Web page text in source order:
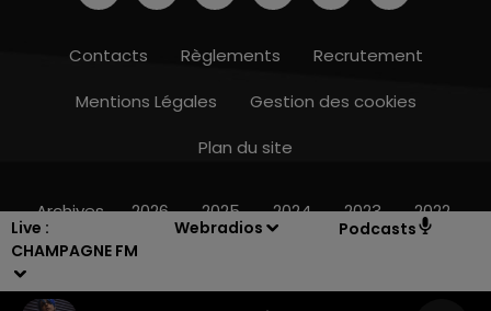
Live :
CHAMPAGNE FM
Webradios Podcasts
10h00 - 14h00
Contacts Règlements
Recrutement
Mentions Légales
Gestion des cookies
Plan du site
Archives 2026 2025 2024 2023 2022